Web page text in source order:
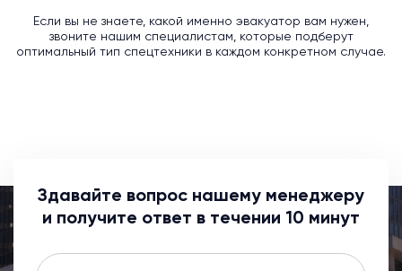
Если вы не знаете, какой именно эвакуатор вам нужен,
звоните нашим специалистам, которые подберут
оптимальный тип спецтехники в каждом конкретном случае.
Здавайте вопрос нашему менеджеру
и получите ответ в течении 10 минут